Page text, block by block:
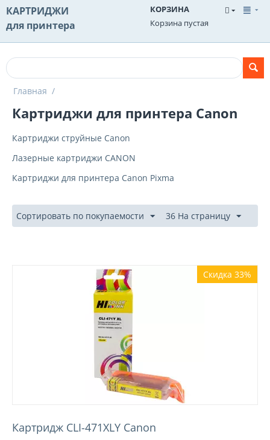
КАРТРИДЖИ
для принтера
КОРЗИНА
Корзина пустая
Главная /
Картриджи для принтера Canon
Картриджи струйные Canon
Лазерные картриджи CANON
Картриджи для принтера Canon Pixma
Сортировать по покупаемости 36 На страницу
Скидка 33%
Картридж CLI-471XLY Canon